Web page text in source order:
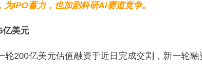
IPO蓄力，也加剧科研AI赛道竞争。
亿美元
200亿美元估值融资于近日完成交割，新一轮融